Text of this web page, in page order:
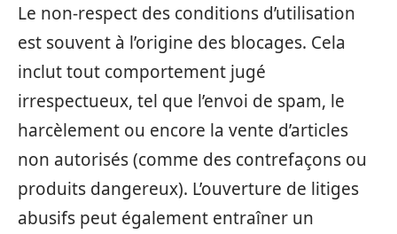
Le non-respect des conditions d’utilisation
est souvent à l’origine des blocages. Cela
inclut tout comportement jugé
irrespectueux, tel que l’envoi de spam, le
harcèlement ou encore la vente d’articles
non autorisés (comme des contrefaçons ou
produits dangereux). L’ouverture de litiges
abusifs peut également entraîner un